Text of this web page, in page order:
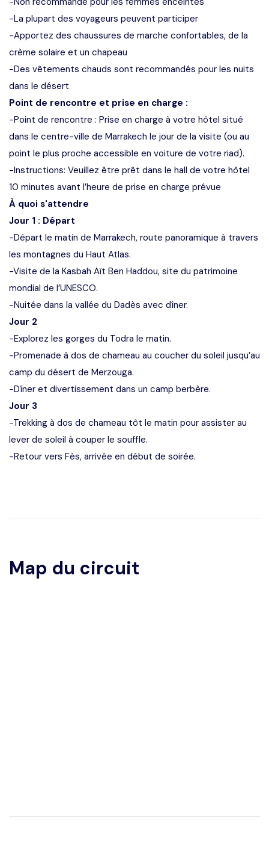
-La plupart des voyageurs peuvent participer
-Apportez des chaussures de marche confortables, de la
crème solaire et un chapeau
-Des vêtements chauds sont recommandés pour les nuits
dans le désert
Point de rencontre et prise en charge :
-Point de rencontre : Prise en charge à votre hôtel situé
dans le centre-ville de Marrakech le jour de la visite (ou au
point le plus proche accessible en voiture de votre riad).
-Instructions: Veuillez être prêt dans le hall de votre hôtel
10 minutes avant l’heure de prise en charge prévue
À quoi s'attendre
Jour 1 : Départ
-Départ le matin de Marrakech, route panoramique à travers
les montagnes du Haut Atlas.
-Visite de la Kasbah Aït Ben Haddou, site du patrimoine
mondial de l’UNESCO.
-Nuitée dans la vallée du Dadès avec dîner.
Jour 2
-Explorez les gorges du Todra le matin.
-Promenade à dos de chameau au coucher du soleil jusqu’au
camp du désert de Merzouga.
-Dîner et divertissement dans un camp berbère.
Jour 3
-Trekking à dos de chameau tôt le matin pour assister au
lever de soleil à couper le souffle.
-Retour vers Fès, arrivée en début de soirée.
Map du circuit